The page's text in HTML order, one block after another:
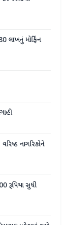
લાખનું મોર્ફિન
નાગરિકોને
રૂપિયા સુધી